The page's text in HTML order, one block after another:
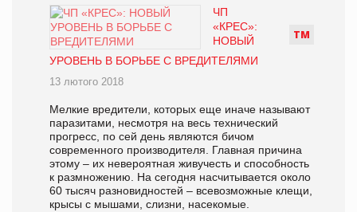
ТМ
ЧП
«КРЕС»:
НОВЫЙ
УРОВЕНЬ В БОРЬБЕ С ВРЕДИТЕЛЯМИ
13 лютого 2018
Мелкие вредители, которых еще иначе называют
паразитами, несмотря на весь технический
прогресс, по сей день являются бичом
современного производителя. Главная причина
этому – их невероятная живучесть и способность
к размножению. На сегодня насчитывается около
60 тысяч разновидностей – всевозможные клещи,
крысы с мышами, слизни, насекомые.